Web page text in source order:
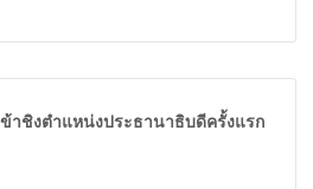
าชิงตำแหน่งประธานาธิบดีครั้งแรก